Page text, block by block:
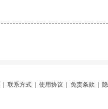
联系方式 使用协议 免责条款